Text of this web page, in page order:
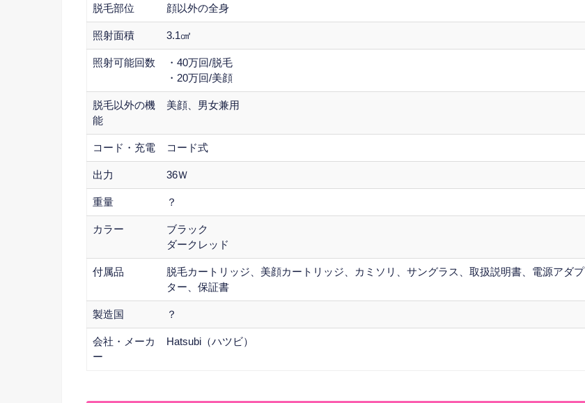
脱毛部位 顔以外の全身
照射面積 3.1㎠
照射可能回数
・40万回/脱毛
・20万回/美顔
脱毛以外の機
能
美顔、男女兼用
コード・充電 コード式
出力 36Ｗ
重量 ？
カラー
ブラック
ダークレッド
付属品
脱毛カートリッジ、美顔カートリッジ、カミソリ、サングラス、取扱説明書、電源アダプ
ター、保証書
製造国 ？
会社・メーカ
ー
Hatsubi（ハツビ）